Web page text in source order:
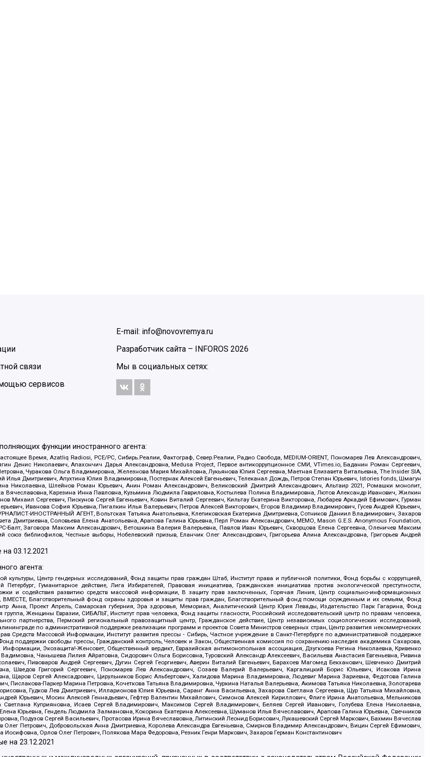
связи
сервисов
E-mail: info@novovremya.ru
Разработчик сайта – INFOROS 2026
Мы в социальных сетях:
функции иностранного агента:
Время, Azatliq Radiosi, PCE/PC, Сибирь.Реалии, Фактограф, Север.Реалии, Радио Свобода, MEDIUM-ORIENT, Пономарев Лев Александрович,
Денис Николаевич, Апахончич Дарья Александровна, Medusa Project, Первое антикоррупционное СМИ, VTimes.io, Баданин Роман Сергеевич,
Чуракова Ольга Владимировна, Железнова Мария Михайловна, Лукьянова Юлия Сергеевна, Маетная Елизавета Витальевна, The Insider SIA,
Дмитриевич, Апухтина Юлия Владимировна, Постернак Алексей Евгеньевич, Телеканал Дождь, Петров Степан Юрьевич, Istories fonds, Шмагун
Николаевна, Шлейнов Роман Юрьевич, Анин Роман Александрович, Великовский Дмитрий Александрович, Альтаир 2021, Ромашки монолит,
Вячеславовна, Карезина Инна Павловна, Кузьмина Людмила Гавриловна, Костылева Полина Владимировна, Лютов Александр Иванович, Жилкин
Сергеевич, Пискунов Сергей Евгеньевич, Ковин Виталий Сергеевич, Кильтау Екатерина Викторовна, Любарев Аркадий Ефимович, Гурман
Иванова София Юрьевна, Пигалкин Илья Валерьевич, Петров Алексей Викторович, Егоров Владимир Владимирович, Гусев Андрей Юрьевич,
ИНОСТРАННЫЙ АГЕНТ, Вольтская Татьяна Анатольевна, Клепиковская Екатерина Дмитриевна, Сотников Даниил Владимирович, Захаров
Дмитриевна, Соловьева Елена Анатольевна, Арапова Галина Юрьевна, Перл Роман Александрович, МЕМО, Mason G.E.S. Anonymous Foundation,
Заговора Максим Александрович, Ветошкина Валерия Валерьевна, Павлов Иван Юрьевич, Скворцова Елена Сергеевна, Оленичев Максим
союз библиофилов, Честные выборы, Нобелевский призыв, Еланчик Олег Александрович, Григорьева Алина Александровна, Григорьев Андрей
на03.12.2021
агента:
культуры, Центр гендерных исследований, Фонд защиты прав граждан Штаб, Институт права и публичной политики, Фонд борьбы с коррупцией,
Гуманитарное действие, Лига Избирателей, Правовая инициатива, Гражданская инициатива против экологической преступности,
и содействия развитию средств массовой информации, В защиту прав заключенных, Горячая Линия, Центр социально-информационных
ВМЕСТЕ, Благотворительный фонд охраны здоровья и защиты прав граждан, Благотворительный фонд помощи осужденным и их семьям, Фонд
Анна, Проект Апрель, Самарская губерния, Эра здоровья, Мемориал, Аналитический Центр Юрия Левады, Издательство Парк Гагарина, Фонд
Женщины Евразии, СИБАЛЬТ, Институт прав человека, Фонд защиты гласности, Российский исследовательский центр по правам человека,
партнерства, Пермский региональный правозащитный центр, Гражданское действие, Центр независимых социологических исследований,
по административной поддержке реализации программ и проектов Совета Министров северных стран, Центр развития некоммерческих
Средств Массовой Информации, Институт развития прессы - Сибирь, Частное учреждение в Санкт-Петербурге по административной поддержке
поддержки свободы прессы, Гражданский контроль, Человек и Закон, Общественная комиссия по сохранению наследия академика Сахарова,
Экозащита!-Женсовет, Общественный вердикт, Евразийская антимонопольная ассоциация, Дзугкоева Регина Николаевна, Кривенко
Чанышева Лилия Айратовна, Сидорович Ольга Борисовна, Туровский Александр Алексеевич, Васильева Анастасия Евгеньевна, Ривина
Пивоваров Андрей Сергеевич, Дугин Сергей Георгиевич, Аверин Виталий Евгеньевич, Барахоев Магомед Бекханович, Шевченко Дмитрий
Шведов Григорий Сергеевич, Пономарев Лев Александрович, Созаев Валерий Валерьевич, Каргалицкий Борис Юльевич, Исакова Ирина
Щаров Сергей Алексадрович, Цирульников Борис Альбертович, Халидова Марина Владимировна, Людевиг Марина Зариевна, Федотова Галина
Пислакова-Паркер Марина Петровна, Кочеткова Татьяна Владимировна, Чуркина Наталья Валерьевна, Акимова Татьяна Николаевна, Золотарева
Гудков Лев Дмитриевич, Илларионова Юлия Юрьевна, Саранг Анна Васильевна, Захарова Светлана Сергеевна, Щур Татьяна Михайловна,
Юрьевич, Мосин Алексей Геннадьевич, Гефтер Валентин Михайлович, Симонов Алексей Кириллович, Флиге Ирина Анатольевна, Мельникова
Куприяновна, Исаев Сергей Владимирович, Максимов Сергей Владимирович, Беляев Сергей Иванович, Голубева Елена Николаевна,
Юрьевна, Гендель Людмила Залмановна, Кокорина Екатерина Алексеевна, Шуманов Илья Вячеславович, Арапова Галина Юрьевна, Свечников
Подузов Сергей Васильевич, Протасова Ирина Вячеславовна, Литинский Леонид Борисович, Лукашевский Сергей Маркович, Бахмин Вячеслав
Петрович, Добровольская Анна Дмитриевна, Королева Александра Евгеньевна, Смирнов Владимир Александрович, Вицин Сергей Ефимович,
Орлов Олег Петрович, Полякова Мара Федоровна, Резник Генри Маркович, Захаров Герман Константинович
на23.12.2021